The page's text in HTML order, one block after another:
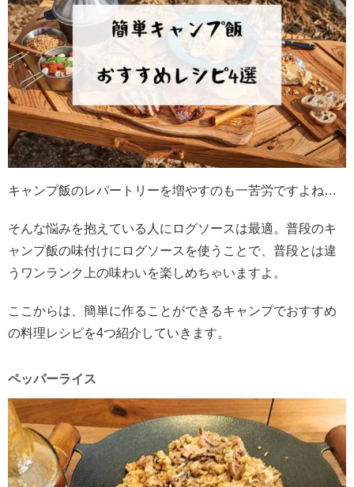
キャンプ飯のレパートリーを増やすのも一苦労ですよね…
そんな悩みを抱えている人にログソースは最適。普段のキ
ャンプ飯の味付けにログソースを使うことで、普段とは違
うワンランク上の味わいを楽しめちゃいますよ。
ここからは、簡単に作ることができるキャンプでおすすめ
の料理レシピを4つ紹介していきます。
ペッパーライス